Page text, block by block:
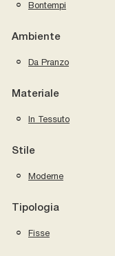
Bontempi
Ambiente
Da Pranzo
Materiale
In Tessuto
Stile
Moderne
Tipologia
Fisse